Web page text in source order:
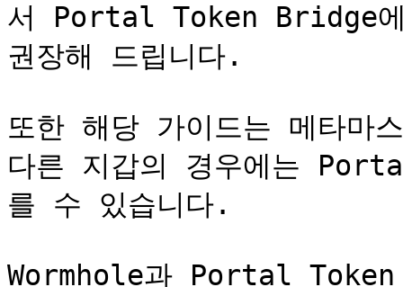
서 Portal Token Bridge에
권장해 드립니다.
또한 해당 가이드는 메타마
다른 지갑의 경우에는
를 수 있습니다.
Wormhole과 Portal